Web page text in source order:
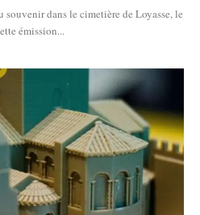
dans le cimetière de Loyasse, le
émission...